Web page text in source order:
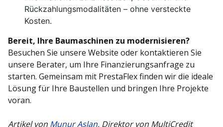
Rückzahlungsmodalitäten – ohne versteckte
Kosten.
Bereit, Ihre Baumaschinen zu modernisieren?
Besuchen Sie unsere Website oder kontaktieren Sie
unsere Berater, um Ihre Finanzierungsanfrage zu
starten. Gemeinsam mit PrestaFlex finden wir die ideale
Lösung für Ihre Baustellen und bringen Ihre Projekte
voran.
Artikel von Munur Aslan, Direktor von MultiCredit